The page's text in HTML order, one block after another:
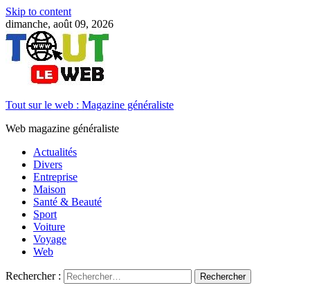
Skip to content
dimanche, août 09, 2026
Tout sur le web : Magazine généraliste
Web magazine généraliste
Actualités
Divers
Entreprise
Maison
Santé & Beauté
Sport
Voiture
Voyage
Web
Rechercher :